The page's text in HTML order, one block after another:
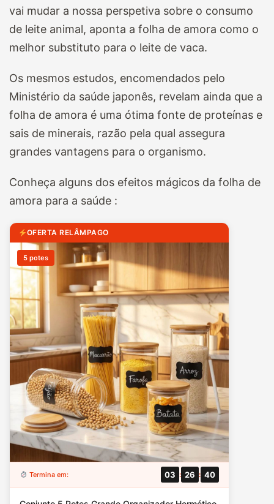
vai mudar a nossa perspetiva sobre o consumo
de leite animal, aponta a folha de amora como o
melhor substituto para o leite de vaca.
Os mesmos estudos, encomendados pelo
Ministério da saúde japonês, revelam ainda que a
folha de amora é uma ótima fonte de proteínas e
sais de minerais, razão pela qual assegura
grandes vantagens para o organismo.
Conheça alguns dos efeitos mágicos da folha de
amora para a saúde :
OFERTA RELÂMPAGO
5 potes
Termina em: 03 : 26 : 38